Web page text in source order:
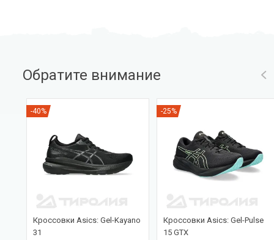
Обратите внимание
-40%
Кроссовки Asics: Gel-Kayano
31
-25%
Кроссовки Asics: Gel-Pulse
15 GTX